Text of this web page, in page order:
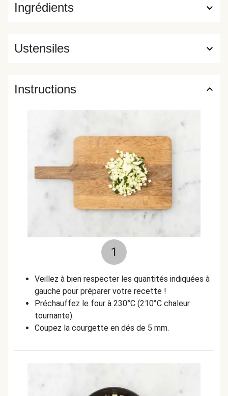
Ingrédients
Ustensiles
Instructions
1
Veillez à bien respecter les quantités indiquées à
gauche pour préparer votre recette !
Préchauffez le four à 230°C (210°C chaleur
tournante).
Coupez la courgette en dés de 5 mm.